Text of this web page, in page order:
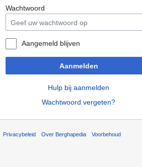
Wachtwoord
Aangemeld blijven
Aanmelden
Hulp bij aanmelden
Wachtwoord vergeten?
Privacybeleid Over Berghapedia Voorbehoud